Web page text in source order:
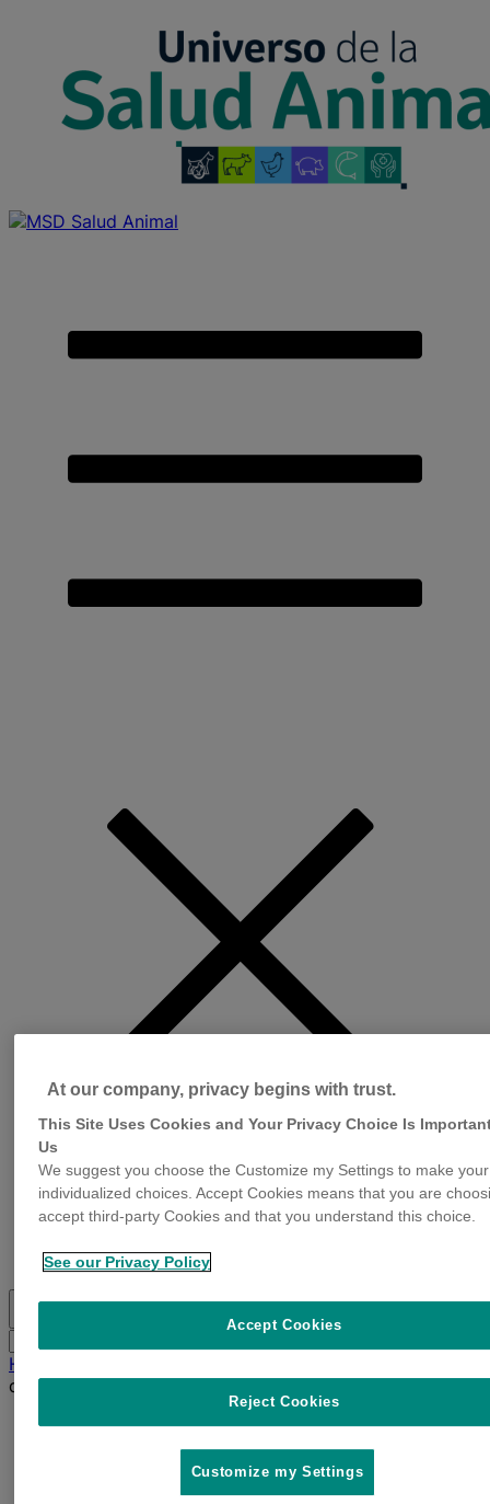
Universo
Contacto
Suscríbete a nuestro newsletter
Toggle
por
Home
de carne
Ganadería
At our company, privacy begins with trust.
This Site Uses Cookies and Your Privacy Choice Is
Us
We suggest you choose the Customize my Settings to make your
individualized choices. Accept Cookies means that you are
accept third-party Cookies and that you understand this choice.
See our Privacy Policy
Reject Cookies
Accept Cookies
Customize my Settings